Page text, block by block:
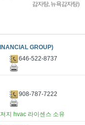
감자탕, 뉴욕감자탕)
GROUP)
646-522-8737
908-787-7222
지 hvac 라이센스 소유